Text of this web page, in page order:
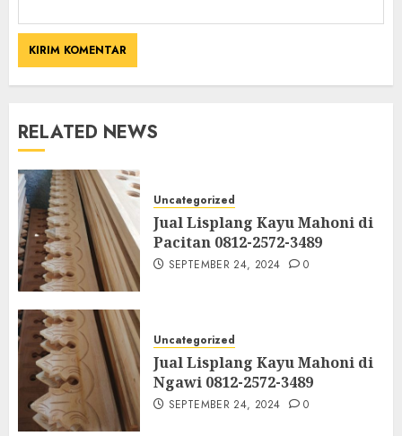
RELATED NEWS
Uncategorized
Jual Lisplang Kayu Mahoni di
Pacitan 0812-2572-3489
SEPTEMBER 24, 2024 0
Uncategorized
Jual Lisplang Kayu Mahoni di
Ngawi 0812-2572-3489
SEPTEMBER 24, 2024 0